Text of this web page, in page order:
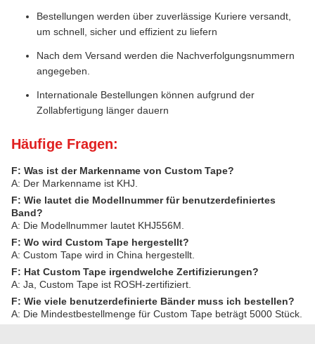
Bestellungen werden über zuverlässige Kuriere versandt,
um schnell, sicher und effizient zu liefern
Nach dem Versand werden die Nachverfolgungsnummern
angegeben.
Internationale Bestellungen können aufgrund der
Zollabfertigung länger dauern
Häufige Fragen:
F: Was ist der Markenname von Custom Tape?
A: Der Markenname ist KHJ.
F: Wie lautet die Modellnummer für benutzerdefiniertes
Band?
A: Die Modellnummer lautet KHJ556M.
F: Wo wird Custom Tape hergestellt?
A: Custom Tape wird in China hergestellt.
F: Hat Custom Tape irgendwelche Zertifizierungen?
A: Ja, Custom Tape ist ROSH-zertifiziert.
F: Wie viele benutzerdefinierte Bänder muss ich bestellen?
A: Die Mindestbestellmenge für Custom Tape beträgt 5000 Stück.